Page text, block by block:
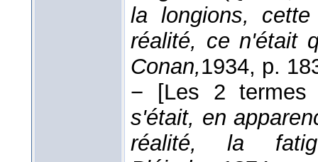
la longions,
réalité, ce n'était
Conan,1934, p.
−
[Les 2
s'était, en
réalité, la